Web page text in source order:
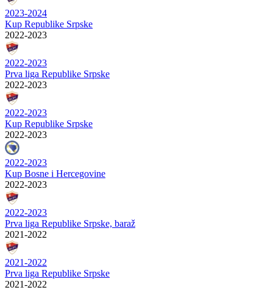
2023-2024
Kup Republike Srpske
2022-2023
2022-2023
Prva liga Republike Srpske
2022-2023
2022-2023
Kup Republike Srpske
2022-2023
2022-2023
Kup Bosne i Hercegovine
2022-2023
2022-2023
Prva liga Republike Srpske, baraž
2021-2022
2021-2022
Prva liga Republike Srpske
2021-2022